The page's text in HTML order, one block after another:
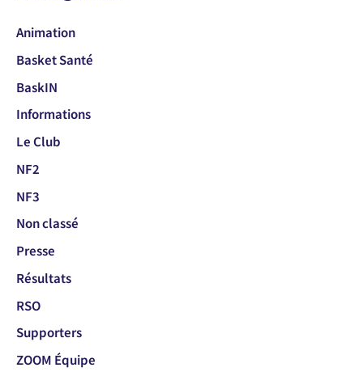
Animation
Basket Santé
BaskIN
Informations
Le Club
NF2
NF3
Non classé
Presse
Résultats
RSO
Supporters
ZOOM Équipe